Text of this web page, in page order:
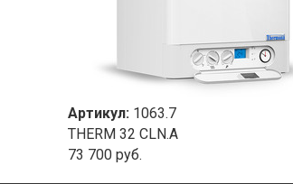
Артикул:1063.7
THERM 32 CLN.A
73 700 руб.